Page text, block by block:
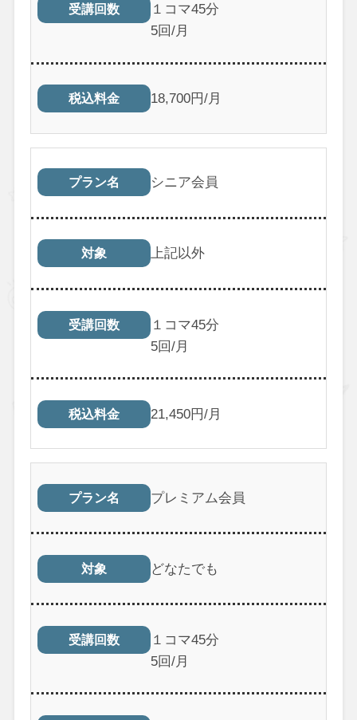
受講回数
１コマ45分
5回/月
税込料金 18,700円/月
プラン名 シニア会員
対象 上記以外
受講回数
１コマ45分
5回/月
税込料金 21,450円/月
プラン名 プレミアム会員
対象 どなたでも
受講回数
１コマ45分
5回/月